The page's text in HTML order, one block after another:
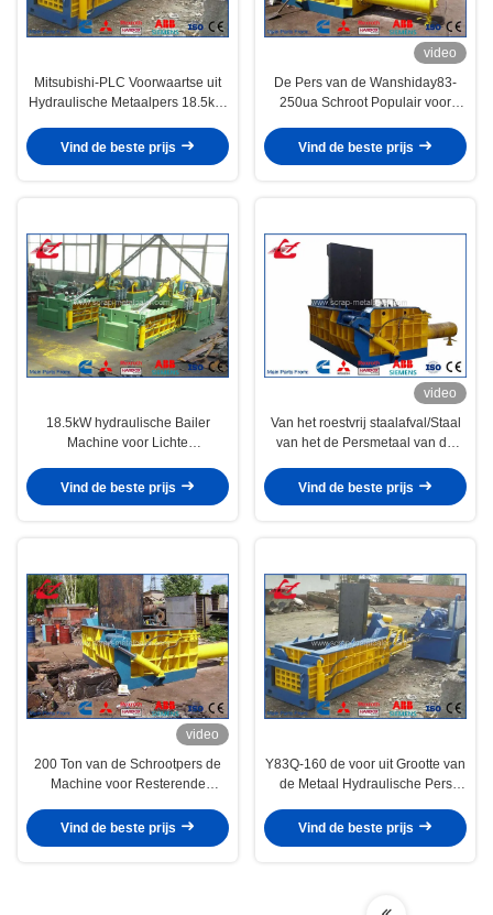
Mitsubishi-PLC Voorwaartse uit
Hydraulische Metaalpers 18.5kW
Vind de beste prijs
video
De Pers van de Wanshiday83-
250ua Schroot Populair voor
Vind de beste prijs
18.5kW hydraulische Bailer
Machine voor Lichte
Vind de beste prijs
video
Van het roestvrij staalafval/Staal
van het de Persmetaal van de
Vind de beste prijs
video
200 Ton van de Schrootpers de
Machine voor Resterende
Motor van Siemens
Vind de beste prijs
Y83Q-160 de voor uit Grootte van
de Metaal Hydraulische Pers
Vind de beste prijs